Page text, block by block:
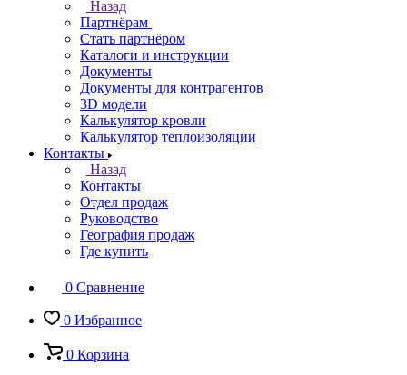
Назад
Партнёрам
Стать партнёром
Каталоги и инструкции
Документы
Документы для контрагентов
3D модели
Калькулятор кровли
Калькулятор теплоизоляции
Контакты
Назад
Контакты
Отдел продаж
Руководство
География продаж
Где купить
0 Сравнение
0 Избранное
0 Корзина